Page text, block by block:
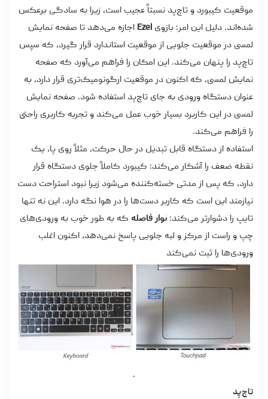
موقعیت کیبورد و تاچ‌پد نسبتاً عجیب است، زیرا به سادگی برعکس
شده‌اند. دلیل این امر: بازوی Ezel اجازه می‌دهد تا صفحه نمایش
لمسی در موقعیت جلویی از موقعیت استاندارد قرار گیرد، که سپس
تاچ‌پد را پنهان می‌کند. این امکان را فراهم می‌آورد که صفحه
نمایش لمسی، که اکنون در موقعیت ارگونومیک‌تری قرار دارد، به
عنوان دستگاه ورودی به جای تاچ‌پد استفاده شود. صفحه نمایش
لمسی در این کاربرد بسیار خوب عمل می‌کند و تجربه کاربری راحتی
را فراهم می‌کند.
استفاده از دستگاه قابل تبدیل در حال حرکت، مثلاً روی پا، یک
نقطه ضعف را آشکار می‌کند: کیبورد کاملاً جلوی دستگاه قرار
دارد، که پس از مدتی خسته‌کننده می‌شود زیرا نبود استراحت دست
نیازمند این است که کاربر دست‌ها را در هوا نگه دارد. این نه تنها
تایپ را دشوارتر می‌کند: نوار فاصله که به طور خوب به ورودی‌های
چپ و راست از مرکز و لبه جلویی پاسخ نمی‌دهد، اکنون اغلب
ورودی‌ها را ثبت نمی‌کند
.
تاچ‌پد